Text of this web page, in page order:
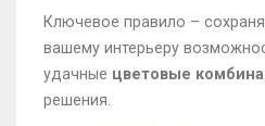
Ключевое правило –
вашему интерьеру
удачные цветовые
решения.